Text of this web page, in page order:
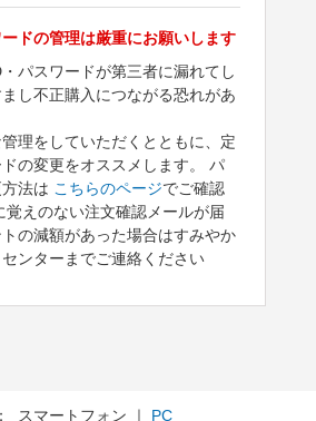
ドの管理は厳重にお願いします
パスワードが第三者に漏れてし
し不正購入につながる恐れがあ
理をしていただくとともに、定
の変更をオススメします。 パ
法は こちらのページでご確認
覚えのない注文確認メールが届
の減額があった場合はすみやか
ンターまでご連絡ください
スマートフォン ｜ PC